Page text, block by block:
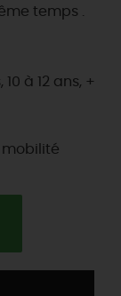
temps .
à 12 ans, +
mobilité